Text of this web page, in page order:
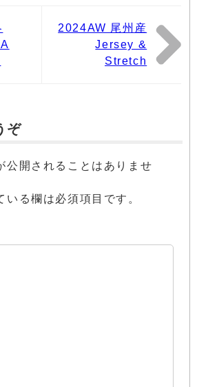
2024AW 尾州産
Jersey &
Stretch
ぞ
公開されることはありませ
いる欄は必須項目です。